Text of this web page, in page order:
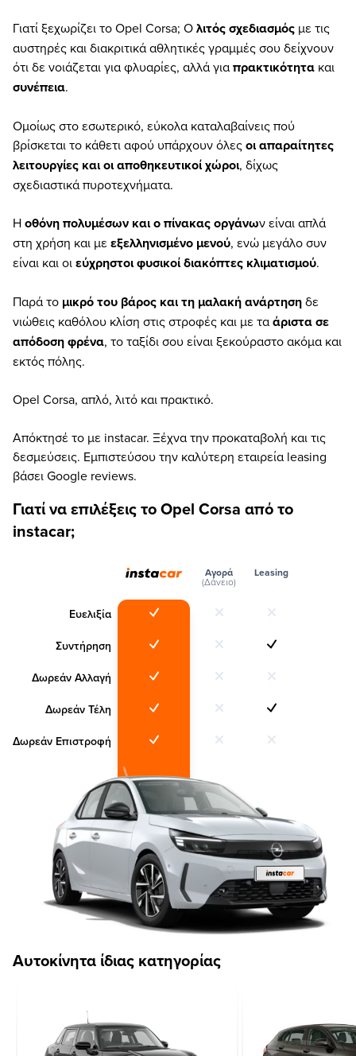
Γιατί ξεχωρίζει το Opel Corsa; Ολιτός σχεδιασμός με τις
αυστηρές και διακριτικά αθλητικές γραμμές σου δείχνουν
ότι δε νοιάζεται για φλυαρίες, αλλά γιαπρακτικότητα και
συνέπεια.
Ομοίως στο εσωτερικό, εύκολα καταλαβαίνεις πού
βρίσκεται το κάθετι αφού υπάρχουν όλεςοι απαραίτητες
λειτουργίες και οι αποθηκευτικοί χώροι, δίχως
σχεδιαστικά πυροτεχνήματα.
Ηοθόνη πολυμέσων και ο πίνακας οργάνων είναι απλά
στη χρήση και με εξελληνισμένο μενού, ενώ μεγάλο συν
είναι και οιεύχρηστοι φυσικοί διακόπτες κλιματισμού.
Παρά το μικρό του βάρος και τη μαλακή ανάρτησηδε
νιώθεις καθόλου κλίση στις στροφές και με ταάριστα σε
απόδοση φρένα, το ταξίδι σου είναι ξεκούραστο ακόμα και
εκτός πόλης.
Opel Corsa, απλό, λιτό και πρακτικό.
Απόκτησέ το με instacar. Ξέχνα την προκαταβολή και τις
δεσμεύσεις. Εμπιστεύσου την καλύτερη εταιρεία leasing
βάσει Google reviews.
Γιατί να επιλέξεις το Opel Corsa από το
instacar;
Ευελιξία
Συντήρηση
Δωρεάν Αλλαγή
Δωρεάν Τέλη
Δωρεάν Επιστροφή
Αγορά
(Δάνειο)
Leasing
Αυτοκίνητα ίδιας κατηγορίας